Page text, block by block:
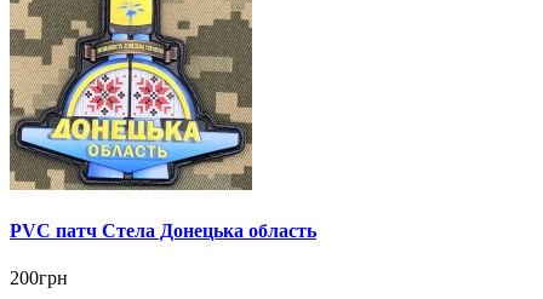
PVC патч Стела Донецька область
200грн